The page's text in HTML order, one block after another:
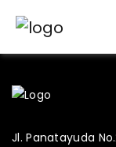
Jl. Panatayuda